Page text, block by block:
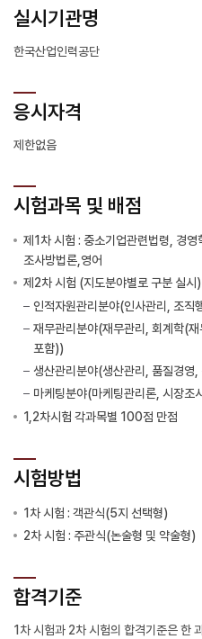
실시기관명
한국산업인력공단
응시자격
제한없음
시험과목 및 배점
제1차 시험 : 중소기업관련법령, 경
조사방법론,영어
제2차 시험 (지도분야별로 구분 실시)
인적자원관리분야(인사관리, 조직
재무관리분야(재무관리, 회계학(
포함))
생산관리분야(생산관리, 품질경영,
마케팅분야(마케팅관리론, 시장조
1,2차시험 각과목별 100점 만점
시험방법
1차 시험 : 객관식(5지 선택형)
2차 시험 : 주관식(논술형 및 약술형)
합격기준
1차 시험과 2차 시험의 합격기준은 한